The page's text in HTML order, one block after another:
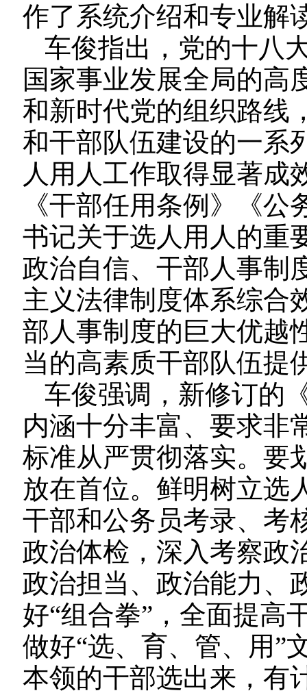
作了系统介绍和专业解
车俊指出，党的十八
国家事业发展全局的高
和新时代党的组织路线
和干部队伍建设的一系
人用人工作取得显著成
《干部任用条例》《
书记关于选人用人的重
政治自信、干部人事制
主义法律制度体系综合
部人事制度的巨大优越
当的高素质干部队伍提
车俊强调，新修订的
内涵十分丰富、要求非
标准从严贯彻落实。要
放在首位。鲜明树立选
干部和公务员考录、考
政治体检，深入考察政
政治担当、政治能力、
好“组合拳”，全面提高
做好“选、育、管、用”
本领的干部选出来，有